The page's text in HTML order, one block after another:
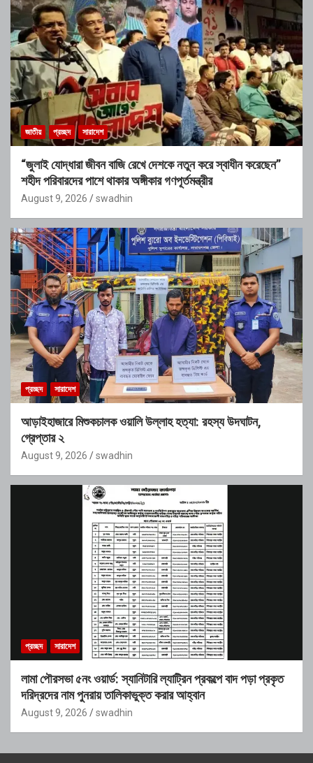
জাতীয় প্রচ্ছদ সারাদেশ
“জুলাই যোদ্ধারা জীবন বাজি রেখে দেশকে নতুন করে স্বাধীন করেছেন”
শহীদ পরিবারদের পাশে থাকার অঙ্গীকার গণপূর্তমন্ত্রীর
August 9, 2026 swadhin
প্রচ্ছদ সারাদেশ
আড়াইহাজারে মিশুকচালক ওয়ালি উল্লাহ হত্যা: রহস্য উদঘাটন,
গ্রেপ্তার ২
August 9, 2026 swadhin
প্রচ্ছদ সারাদেশ
লামা পৌরসভা ৫নং ওয়ার্ড: স্যানিটারি ল্যাট্রিন প্রকল্পে বাদ পড়া প্রকৃত
দরিদ্রদের নাম পুনরায় তালিকাভুক্ত করার আহ্বান
August 9, 2026 swadhin